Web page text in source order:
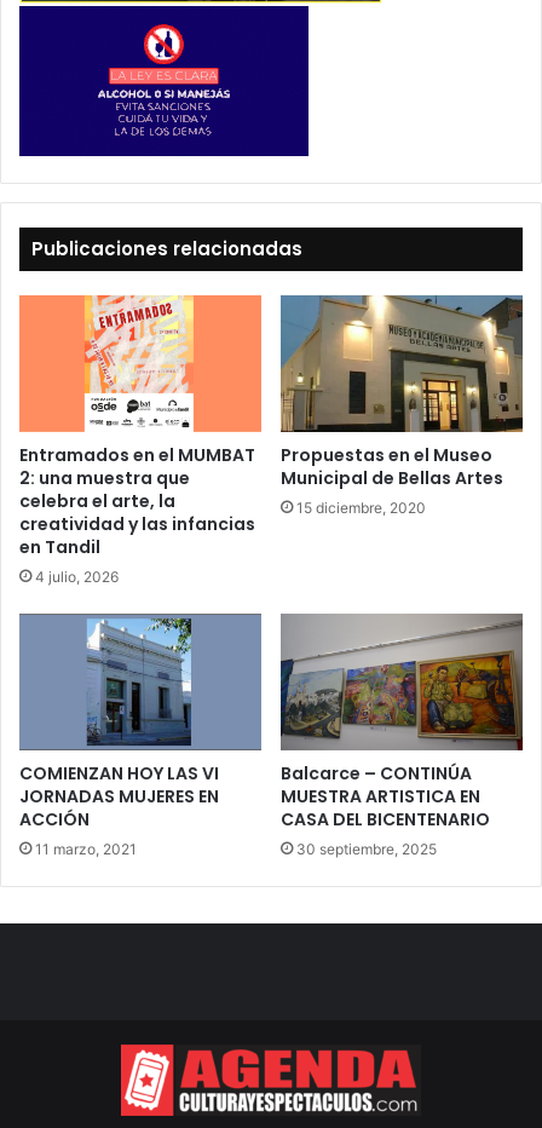
Publicaciones relacionadas
Entramados en el MUMBAT
2: una muestra que
celebra el arte, la
creatividad y las infancias
en Tandil
4 julio, 2026
Propuestas en el Museo
Municipal de Bellas Artes
15 diciembre, 2020
COMIENZAN HOY LAS VI
JORNADAS MUJERES EN
ACCIÓN
11 marzo, 2021
Balcarce – CONTINÚA
MUESTRA ARTISTICA EN
CASA DEL BICENTENARIO
30 septiembre, 2025